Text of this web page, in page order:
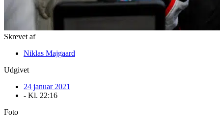
Skrevet af
Niklas Majgaard
Udgivet
24 januar 2021
- Kl. 22:16
Foto